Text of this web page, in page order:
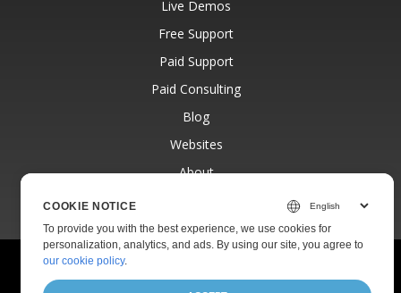
Live Demos
Free Support
Paid Support
Paid Consulting
Blog
Websites
About
© Aspose Pty Ltd 2001-2026.
Privacy Policy Terms of use Contact
COOKIE NOTICE
To provide you with the best experience, we use cookies for
personalization, analytics, and ads. By using our site, you agree to
our cookie policy.